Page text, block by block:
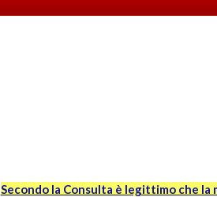
Secondo la Consulta è legittimo che la